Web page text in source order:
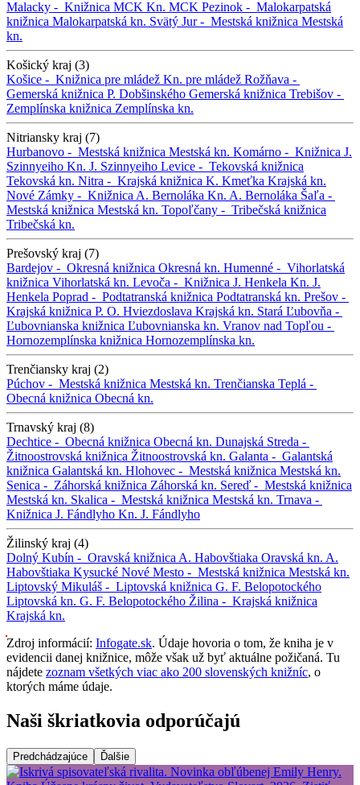
Malacky - Knižnica MCK Kn. MCK Pezinok - Malokarpatská
knižnica Malokarpatská kn. Svätý Jur - Mestská knižnica Mestská
kn.
Košický kraj (3)
Košice - Knižnica pre mládež Kn. pre mládež Rožňava -
Gemerská knižnica P. Dobšinského Gemerská knižnica Trebišov -
Zemplínska knižnica Zemplínska kn.
Nitriansky kraj (7)
Hurbanovo - Mestská knižnica Mestská kn. Komárno - Knižnica J.
Szinnyeiho Kn. J. Szinnyeiho Levice - Tekovská knižnica
Tekovská kn. Nitra - Krajská knižnica K. Kmeťka Krajská kn.
Nové Zámky - Knižnica A. Bernoláka Kn. A. Bernoláka Šaľa -
Mestská knižnica Mestská kn. Topoľčany - Tribečská knižnica
Tribečská kn.
Prešovský kraj (7)
Bardejov - Okresná knižnica Okresná kn. Humenné - Vihorlatská
knižnica Vihorlatská kn. Levoča - Knižnica J. Henkela Kn. J.
Henkela Poprad - Podtatranská knižnica Podtatranská kn. Prešov -
Krajská knižnica P. O. Hviezdoslava Krajská kn. Stará Ľubovňa -
Ľubovnianska knižnica Ľubovnianska kn. Vranov nad Topľou -
Hornozemplínska knižnica Hornozemplínska kn.
Trenčiansky kraj (2)
Púchov - Mestská knižnica Mestská kn. Trenčianska Teplá -
Obecná knižnica Obecná kn.
Trnavský kraj (8)
Dechtice - Obecná knižnica Obecná kn. Dunajská Streda -
Žitnoostrovská knižnica Žitnoostrovská kn. Galanta - Galantská
knižnica Galantská kn. Hlohovec - Mestská knižnica Mestská kn.
Senica - Záhorská knižnica Záhorská kn. Sereď - Mestská knižnica
Mestská kn. Skalica - Mestská knižnica Mestská kn. Trnava -
Knižnica J. Fándlyho Kn. J. Fándlyho
Žilinský kraj (4)
Dolný Kubín - Oravská knižnica A. Habovštiaka Oravská kn. A.
Habovštiaka Kysucké Nové Mesto - Mestská knižnica Mestská kn.
Liptovský Mikuláš - Liptovská knižnica G. F. Belopotockého
Liptovská kn. G. F. Belopotockého Žilina - Krajská knižnica
Krajská kn.
Zdroj informácií: Infogate.sk. Údaje hovoria o tom, že kniha je v
evidencii danej knižnice, môže však už byť aktuálne požičaná. Tu
nájdete zoznam všetkých viac ako 200 slovenských knižníc, o
ktorých máme údaje.
Naši škriatkovia odporúčajú
Predchádzajúce Ďalšie